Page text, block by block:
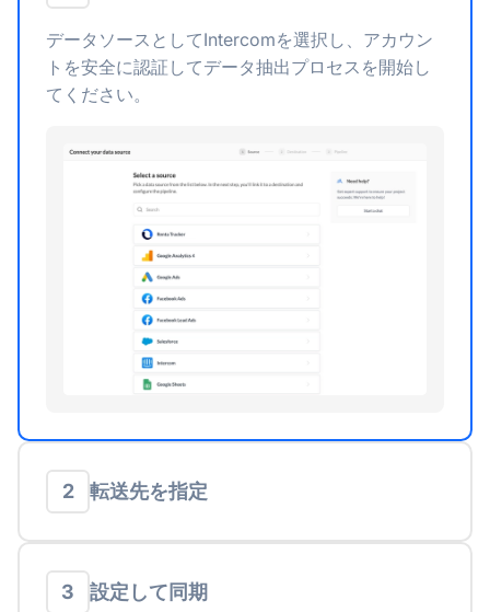
データソースとしてIntercomを選択し、アカウン
トを安全に認証してデータ抽出プロセスを開始し
てください。
2 転送先を指定
3 設定して同期